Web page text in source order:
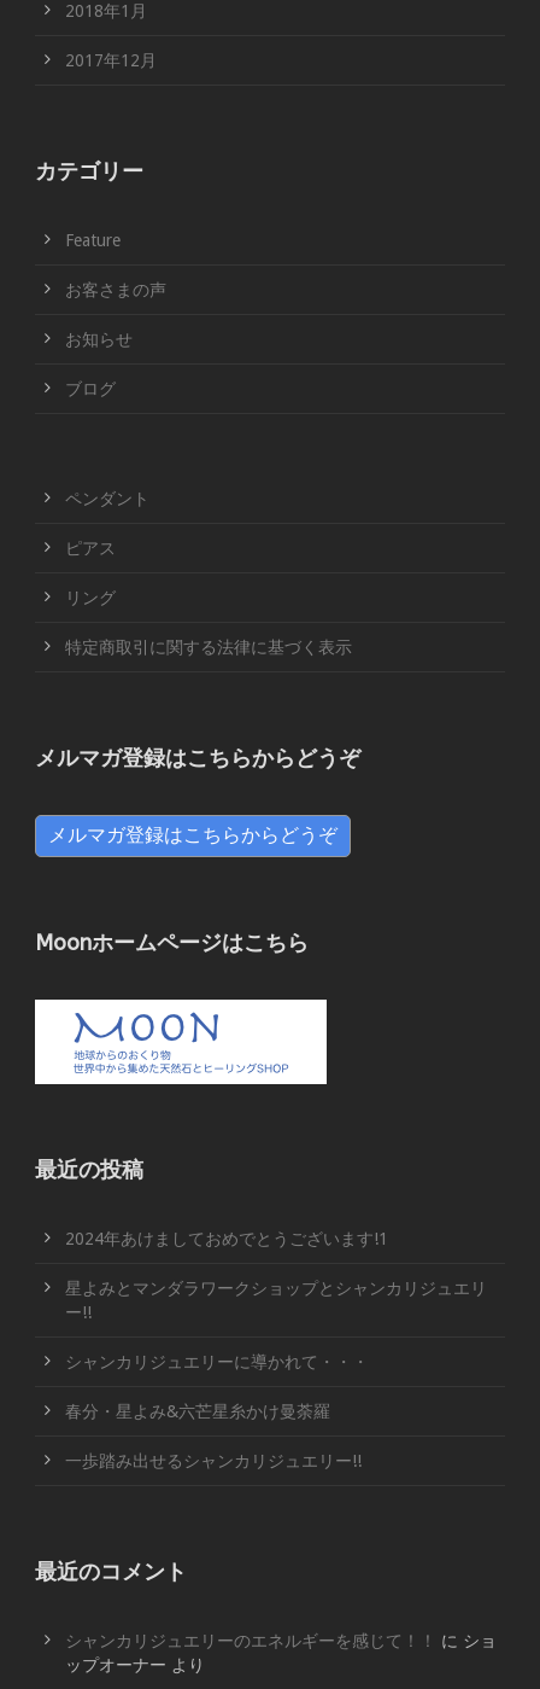
2018年1月
2017年12月
カテゴリー
Feature
お客さまの声
お知らせ
ブログ
ペンダント
ピアス
リング
特定商取引に関する法律に基づく表示
メルマガ登録はこちらからどうぞ
メルマガ登録はこちらからどうぞ
Moonホームページはこちら
最近の投稿
2024年あけましておめでとうございます!1
星よみとマンダラワークショップとシャンカリジュエリ
ー!!
シャンカリジュエリーに導かれて・・・
春分・星よみ&六芒星糸かけ曼荼羅
一歩踏み出せるシャンカリジュエリー!!
最近のコメント
シャンカリジュエリーのエネルギーを感じて！！ に ショ
ップオーナー より